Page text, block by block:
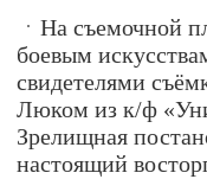
На съемочной
боевым
свидетелями
Люком из к/ф
Зрелищная
настоящий